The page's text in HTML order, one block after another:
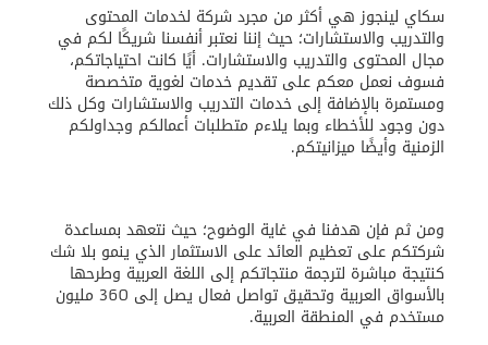
سكاي لينجوز هي أكثر من مجرد شركة لخدمات المحتوى
والتدريب والاستشارات؛ حيث إننا نعتبر أنفسنا شريكًا لكم في
مجال المحتوى والتدريب والاستشارات. أيًا كانت احتياجاتكم،
فسوف نعمل معكم على تقديم خدمات لغوية متخصصة
ومستمرة بالإضافة إلى خدمات التدريب والاستشارات وكل ذلك
دون وجود للأخطاء وبما يلاءم متطلبات أعمالكم وجداولكم
الزمنية وأيضًا ميزانيتكم.
ومن ثم فإن هدفنا في غاية الوضوح؛ حيث نتعهد بمساعدة
شركتكم على تعظيم العائد على الاستثمار الذي ينمو بلا شك
كنتيجة مباشرة لترجمة منتجاتكم إلى اللغة العربية وطرحها
بالأسواق العربية وتحقيق تواصل فعال يصل إلى 360 مليون
مستخدم في المنطقة العربية.